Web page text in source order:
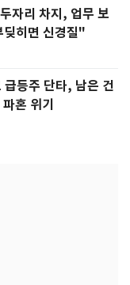
자리 차지, 업무 보
히면 신경질"
등주 단타, 남은 건
혼 위기